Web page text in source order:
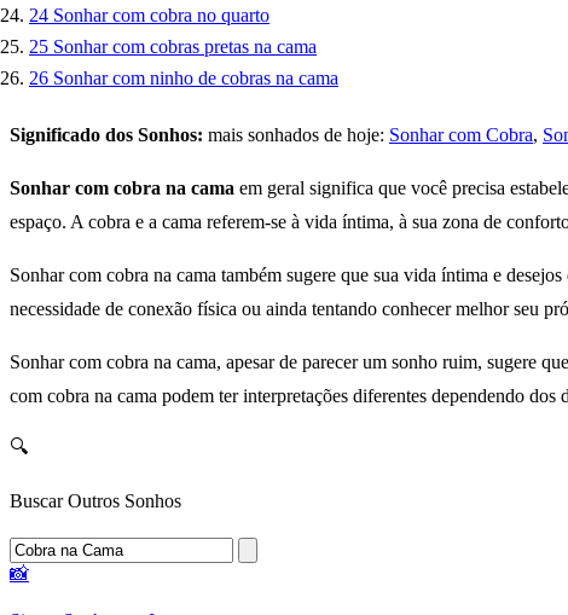
24 Sonhar com cobra no quarto
25 Sonhar com cobras pretas na cama
26 Sonhar com ninho de cobras na cama
Significado dos Sonhos: mais sonhados de hoje: Sonhar com Cobra,
Sonhar com cobra na cama em geral significa que você precisa
espaço. A cobra e a cama referem-se à vida íntima, à sua zona de
Sonhar com cobra na cama também sugere que sua vida íntima e
necessidade de conexão física ou ainda tentando conhecer melhor seu
Sonhar com cobra na cama, apesar de parecer um sonho ruim, sugere
com cobra na cama podem ter interpretações diferentes dependendo dos
🔍
Buscar Outros Sonhos
📸